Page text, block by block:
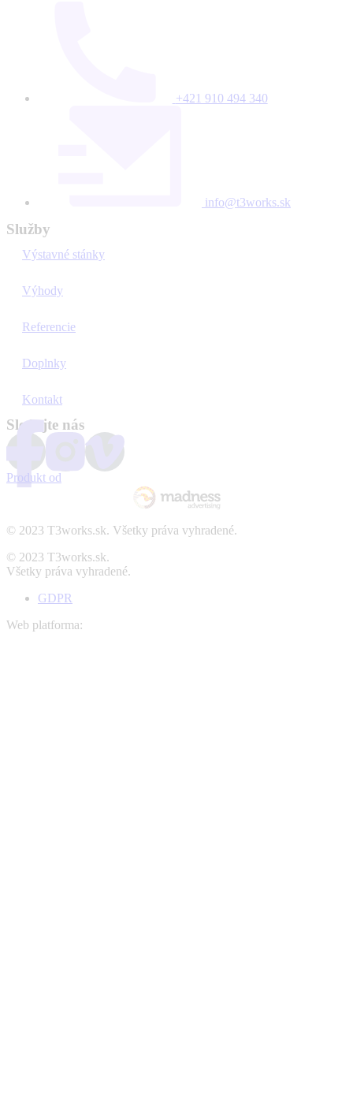
+421 910 494 340
info@t3works.sk
Služby
Výstavné stánky
Výhody
Referencie
Doplnky
Kontakt
Sledujte nás
Produkt od
© 2023 T3works.sk. Všetky práva vyhradené.
© 2023 T3works.sk.
Všetky práva vyhradené.
GDPR
Web platforma: